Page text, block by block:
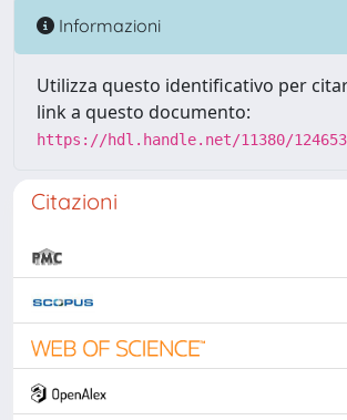
Informazioni
Utilizza questo identificativo per
link a questo documento:
https://hdl.handle.net/11380/
Citazioni